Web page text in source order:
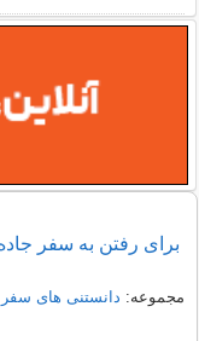
برای رفتن به سفر
مجموعه: دانستنی های سفر